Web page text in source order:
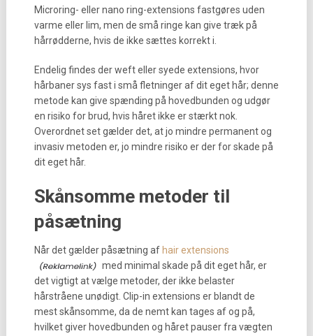
Microring- eller nano ring-extensions fastgøres uden
varme eller lim, men de små ringe kan give træk på
hårrødderne, hvis de ikke sættes korrekt i.
Endelig findes der weft eller syede extensions, hvor
hårbaner sys fast i små fletninger af dit eget hår; denne
metode kan give spænding på hovedbunden og udgør
en risiko for brud, hvis håret ikke er stærkt nok.
Overordnet set gælder det, at jo mindre permanent og
invasiv metoden er, jo mindre risiko er der for skade på
dit eget hår.
Skånsomme metoder til
påsætning
Når det gælder påsætning af hair extensions
med minimal skade på dit eget hår, er
det vigtigt at vælge metoder, der ikke belaster
hårstråene unødigt. Clip-in extensions er blandt de
mest skånsomme, da de nemt kan tages af og på,
hvilket giver hovedbunden og håret pauser fra vægten